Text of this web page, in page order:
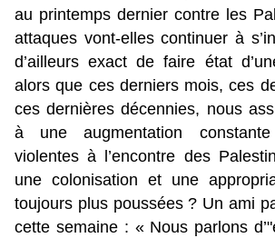
au printemps dernier contre les
attaques vont-elles continuer à
d’ailleurs exact de faire état
alors que ces derniers mois, ces
ces dernières décennies, nous
à une augmentation
violentes à l’encontre des
une colonisation et une
toujours plus poussées ? Un ami
cette semaine : « Nous parlons d’